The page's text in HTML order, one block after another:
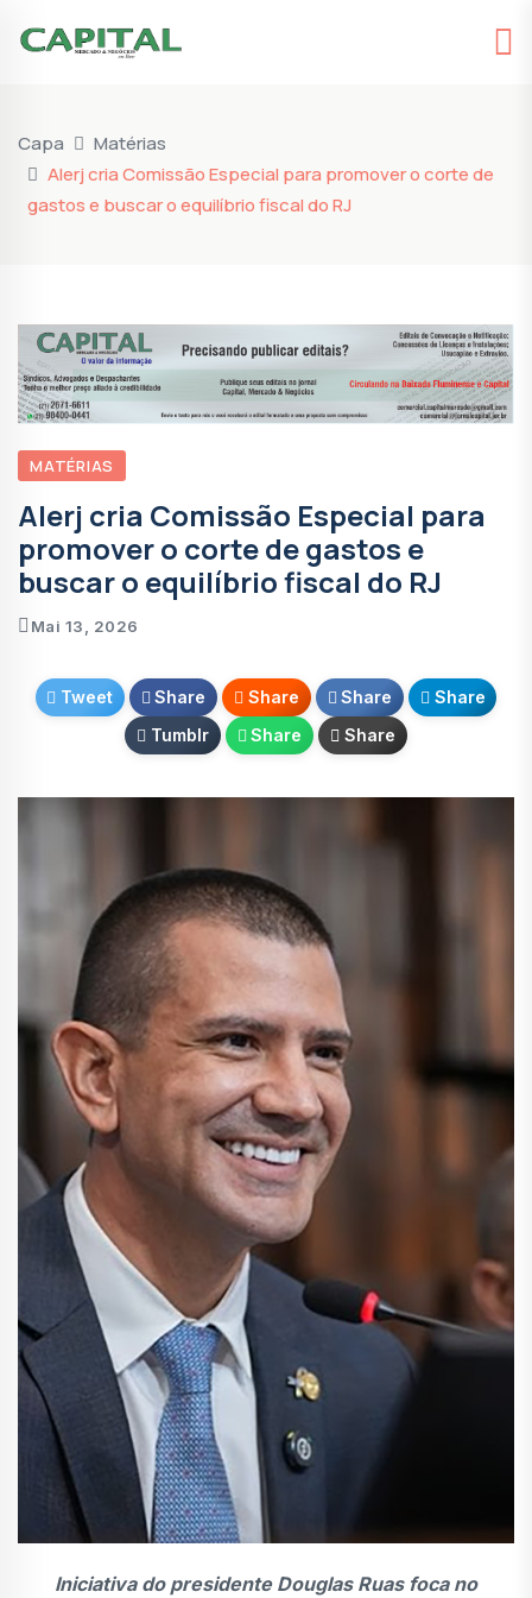
Capa
Matérias
Alerj cria Comissão Especial para promover o corte de
gastos e buscar o equilíbrio fiscal do RJ
MATÉRIAS
Alerj cria Comissão Especial para
promover o corte de gastos e
buscar o equilíbrio fiscal do RJ
Mai 13, 2026
Tweet Share Share Share
Share
Tumblr
Share Share
Iniciativa do presidente Douglas Ruas foca no